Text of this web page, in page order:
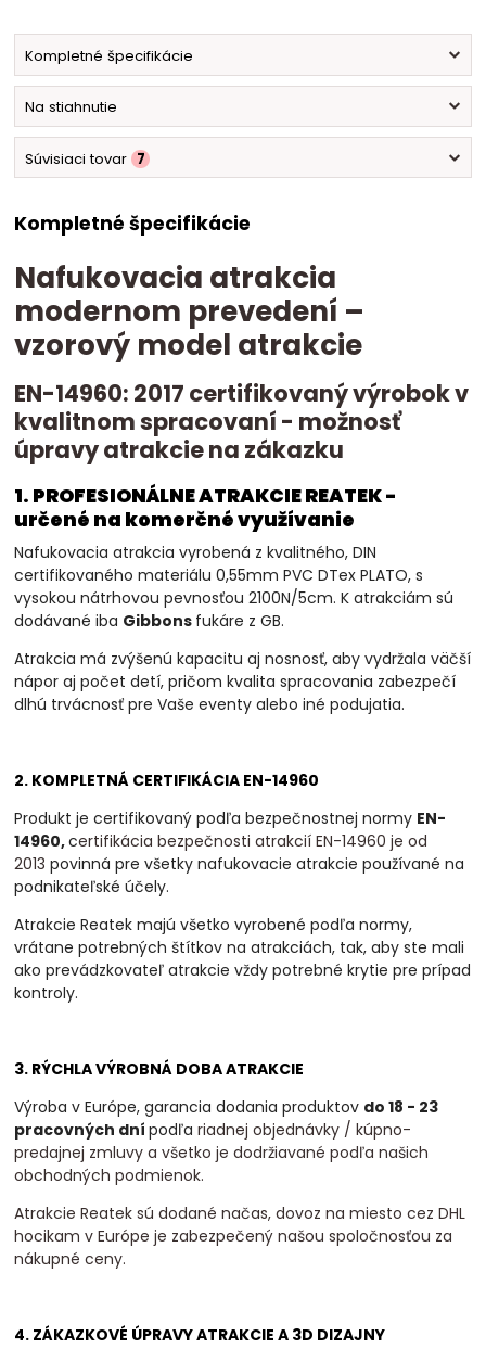
Kompletné špecifikácie
Na stiahnutie
Súvisiaci tovar 7
Kompletné špecifikácie
Nafukovacia atrakcia
modernom prevedení –
vzorový model atrakcie
EN-14960: 2017 certifikovaný výrobok v
kvalitnom spracovaní - možnosť
úpravy atrakcie na zákazku
1. PROFESIONÁLNE ATRAKCIE REATEK -
určené na komerčné využívanie
Nafukovacia atrakcia vyrobená z kvalitného, DIN
certifikovaného materiálu 0,55mm PVC DTex PLATO, s
vysokou nátrhovou pevnosťou 2100N/5cm. K atrakciám sú
dodávané iba Gibbons fukáre z GB.
Atrakcia má zvýšenú kapacitu aj nosnosť, aby vydržala väčší
nápor aj počet detí, pričom kvalita spracovania zabezpečí
dlhú trvácnosť pre Vaše eventy alebo iné podujatia.
2. KOMPLETNÁ CERTIFIKÁCIA EN-14960
Produkt je certifikovaný podľa bezpečnostnej normy EN-
14960,certifikácia bezpečnosti atrakcií EN-14960 je od
2013povinnápre všetky nafukovacie atrakcie používané na
podnikateľské účely.
Atrakcie Reatek majú všetko vyrobené podľa normy,
vrátane potrebných štítkov na atrakciách, tak, aby ste mali
ako prevádzkovateľ atrakcie vždy potrebné krytie pre prípad
kontroly.
3. RÝCHLA VÝROBNÁ DOBA ATRAKCIE
Výroba v Európe, garancia dodania produktov do 18 - 23
pracovných dnípodľariadnej objednávky / kúpno-
predajnej zmluvy a všetko je dodržiavané podľa našich
obchodných podmienok.
Atrakcie Reatek sú dodané načas, dovoz na miesto cez DHL
hocikam v Európe je zabezpečený našou spoločnosťou za
nákupné ceny.
4. ZÁKAZKOVÉ ÚPRAVY ATRAKCIE A 3D DIZAJNY